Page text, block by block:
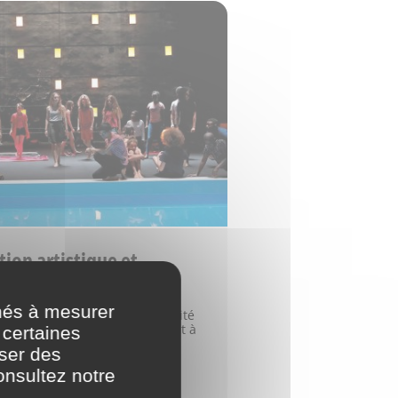
artistique et
années, la municipalité
dans une politique visant à
des habitants et
et notamment des plus
l’art et…
à mesurer
des
notre